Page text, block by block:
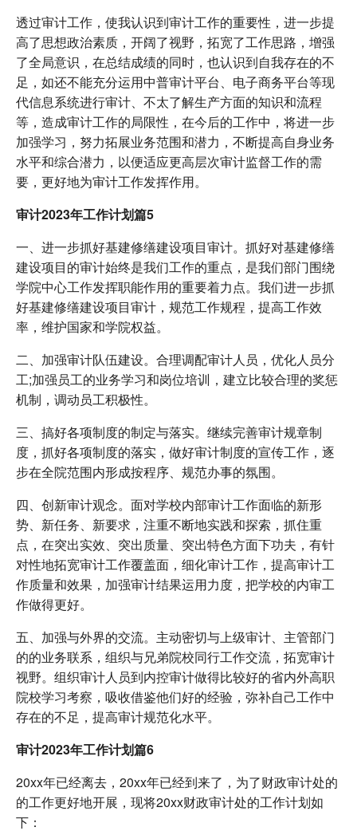
透过审计工作，使我认识到审计工作的重要性，进一步提
高了思想政治素质，开阔了视野，拓宽了工作思路，增强
了全局意识，在总结成绩的同时，也认识到自我存在的不
足，如还不能充分运用中普审计平台、电子商务平台等现
代信息系统进行审计、不太了解生产方面的知识和流程
等，造成审计工作的局限性，在今后的工作中，将进一步
加强学习，努力拓展业务范围和潜力，不断提高自身业务
水平和综合潜力，以便适应更高层次审计监督工作的需
要，更好地为审计工作发挥作用。
审计2023年工作计划篇5
一、进一步抓好基建修缮建设项目审计。抓好对基建修缮
建设项目的审计始终是我们工作的重点，是我们部门围绕
学院中心工作发挥职能作用的重要着力点。我们进一步抓
好基建修缮建设项目审计，规范工作规程，提高工作效
率，维护国家和学院权益。
二、加强审计队伍建设。合理调配审计人员，优化人员分
工;加强员工的业务学习和岗位培训，建立比较合理的奖惩
机制，调动员工积极性。
三、搞好各项制度的制定与落实。继续完善审计规章制
度，抓好各项制度的落实，做好审计制度的宣传工作，逐
步在全院范围内形成按程序、规范办事的氛围。
四、创新审计观念。面对学校内部审计工作面临的新形
势、新任务、新要求，注重不断地实践和探索，抓住重
点，在突出实效、突出质量、突出特色方面下功夫，有针
对性地拓宽审计工作覆盖面，细化审计工作，提高审计工
作质量和效果，加强审计结果运用力度，把学校的内审工
作做得更好。
五、加强与外界的交流。主动密切与上级审计、主管部门
的的业务联系，组织与兄弟院校同行工作交流，拓宽审计
视野。组织审计人员到内控审计做得比较好的省内外高职
院校学习考察，吸收借鉴他们好的经验，弥补自己工作中
存在的不足，提高审计规范化水平。
审计2023年工作计划篇6
20xx年已经离去，20xx年已经到来了，为了财政审计处的
的工作更好地开展，现将20xx财政审计处的工作计划如
下：